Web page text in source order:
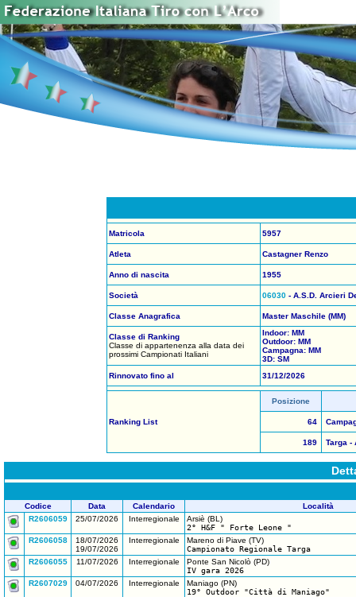
Matricola 5957
Atleta Castagner Renzo
Anno di nascita 1955
Società 06030- A.S.D. Arcieri
Classe Anagrafica Master Maschile (MM)
Classe di Ranking
Classe di appartenenza alla data dei
prossimi Campionati Italiani
Indoor: MM
Outdoor: MM
Campagna: MM
3D: SM
Rinnovato fino al
31/12/2026
Ranking List
Posizione
64
189 Targa -
Codice Data Calendario
Località
R2606059
25/07/2026 Interregionale
Arsiè (BL)
2° H&F " Forte Leone "
R2606058
18/07/2026
19/07/2026
Interregionale
Mareno di Piave (TV)
Campionato Regionale Targa
R2606055
11/07/2026 Interregionale
Ponte San Nicolò (PD)
IV gara 2026
R2607029
04/07/2026 Interregionale
Maniago (PN)
19° Outdoor "Città di Maniago"